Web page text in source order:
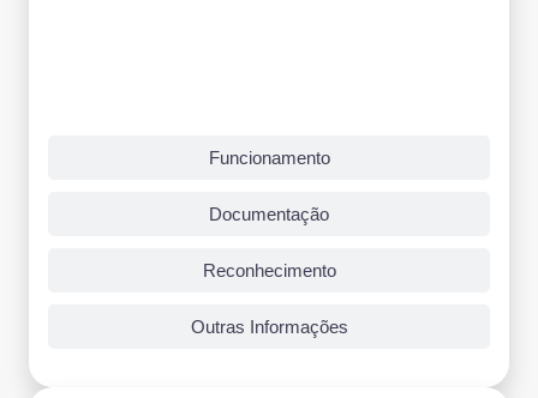
Funcionamento
Documentação
Reconhecimento
Outras Informações